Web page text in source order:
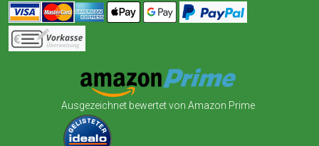
Ausgezeichnet bewertet von Amazon Prime